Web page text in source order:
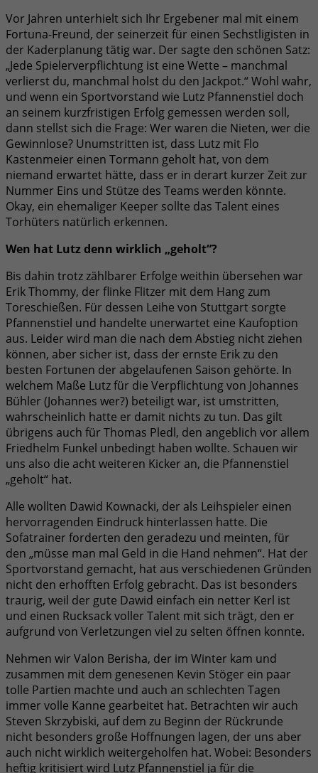
Vor Jahren unterhielt sich Ihr Ergebener mal mit einem
Fortuna-Freund, der seinerzeit für einen Sechstligisten in
der Kaderplanung tätig war. Der sagte den schönen Satz:
„Jede Spielerverpflichtung ist eine Wette – manchmal
verlierst du, manchmal holst du den Jackpot.“ Wohl wahr,
und wenn ein Sportvorstand wie Lutz Pfannenstiel doch
an seinem kurzfristigen Erfolg gemessen werden soll,
dann stellst sich die Frage: Wer waren die Nieten, wer die
Gewinnlose? Unumstritten ist, dass Lutz mit Flo
Kastenmeier einen Tormann geholt hat, von dem
niemand erwartet hätte, dass er in derart kurzer Zeit zur
Nummer Eins und Stütze des Teams werden könnte.
Okay, ein ehemaliger Keeper sollte das Talent eines
Torhüters natürlich erkennen.
Wen hat Lutz denn wirklich „geholt“?
Bis dahin trotz zählbarer Erfolge weithin übersehen war
Erik Thommy, der flinke Flitzer mit dem Hang zum
Toreschießen. Für dessen Leihe von Stuttgart sorgte
Pfannenstiel und handelte unerwartet eine Kaufoption
aus. Leider wird man die nach dem Abstieg nicht ziehen
können, aber sicher ist, dass der ernste Erik zu den
besten Fortunen der abgelaufenen Saison gehörte. In
welchem Maße Lutz für die Verpflichtung von Johannes
Bühler (Johannes wer?) beteiligt war, ist umstritten,
wahrscheinlich hatte er damit nichts zu tun. Das gilt
übrigens auch für Thomas Pledl, den angeblich vor allem
Friedhelm Funkel unbedingt haben wollte. Schauen wir
uns also die acht weiteren Kicker an, die Pfannenstiel
„geholt“ hat.
Alle wollten Dawid Kownacki, der als Leihspieler einen
hervorragenden Eindruck hinterlassen hatte. Die
Sofatrainer forderten den geradezu und meinten, für
den „müsse man mal Geld in die Hand nehmen“. Hat der
Sportvorstand gemacht, hat aus verschiedenen Gründen
nicht den erhofften Erfolg gebracht. Das ist besonders
traurig, weil der gute Dawid einfach ein netter Kerl ist
und einen Rucksack voller Talent mit sich trägt, den er
aufgrund von Verletzungen viel zu selten öffnen konnte.
Nehmen wir Valon Berisha, der im Winter kam und
zusammen mit dem genesenen Kevin Stöger ein paar
tolle Partien machte und auch an schlechten Tagen
immer volle Kanne gearbeitet hat. Betrachten wir auch
Steven Skrzybiski, auf dem zu Beginn der Rückrunde
nicht besonders große Hoffnungen lagen, der uns aber
auch nicht wirklich weitergeholfen hat. Wobei: Besonders
heftig kritisiert wird Lutz Pfannenstiel ja für die